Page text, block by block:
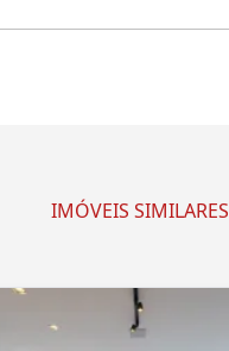
IMÓVEIS SIMILARES